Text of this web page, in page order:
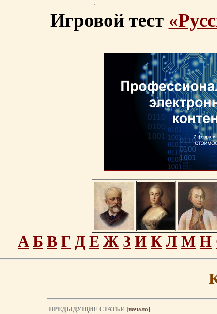
Игровой тест
А Б В Г Д Е Ж З И К Л М Н
ПРЕДЫДУЩИЕ СТАТЬИ [начало]